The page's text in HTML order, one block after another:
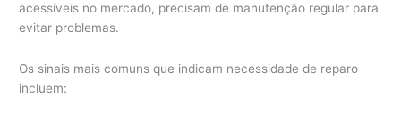
acessíveis no mercado, precisam de manutenção regular para
evitar problemas.
Os sinais mais comuns que indicam necessidade de reparo
incluem: